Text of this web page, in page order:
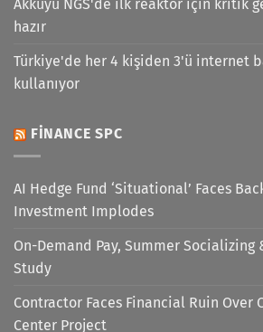
Akkuyu NGS'de ilk reaktör için kritik
hazır
Türkiye'de her 4 kişiden 3'ü internet
kullanıyor
FINANCE SPC
AI Hedge Fund ‘Situational’ Faces
Investment Implodes
On-Demand Pay, Summer Socializing
Study
Contractor Faces Financial Ruin Over
Center Project